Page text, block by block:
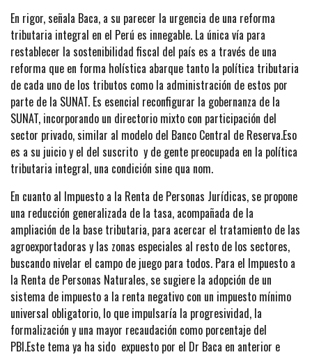
En rigor, señala Baca, a su parecer la urgencia de una reforma
tributaria integral en el Perú es innegable. La única vía para
restablecer la sostenibilidad fiscal del país es a través de una
reforma que en forma holística abarque tanto la política tributaria
de cada uno de los tributos como la administración de estos por
parte de la SUNAT. Es esencial reconfigurar la gobernanza de la
SUNAT, incorporando un directorio mixto con participación del
sector privado, similar al modelo del Banco Central de Reserva.Eso
es a su juicio y el del suscrito y de gente preocupada en la política
tributaria integral, una condición sine qua nom.
En cuanto al Impuesto a la Renta de Personas Jurídicas, se propone
una reducción generalizada de la tasa, acompañada de la
ampliación de la base tributaria, para acercar el tratamiento de las
agroexportadoras y las zonas especiales al resto de los sectores,
buscando nivelar el campo de juego para todos. Para el Impuesto a
la Renta de Personas Naturales, se sugiere la adopción de un
sistema de impuesto a la renta negativo con un impuesto mínimo
universal obligatorio, lo que impulsaría la progresividad, la
formalización y una mayor recaudación como porcentaje del
PBI.Este tema ya ha sido expuesto por el Dr Baca en anterior e